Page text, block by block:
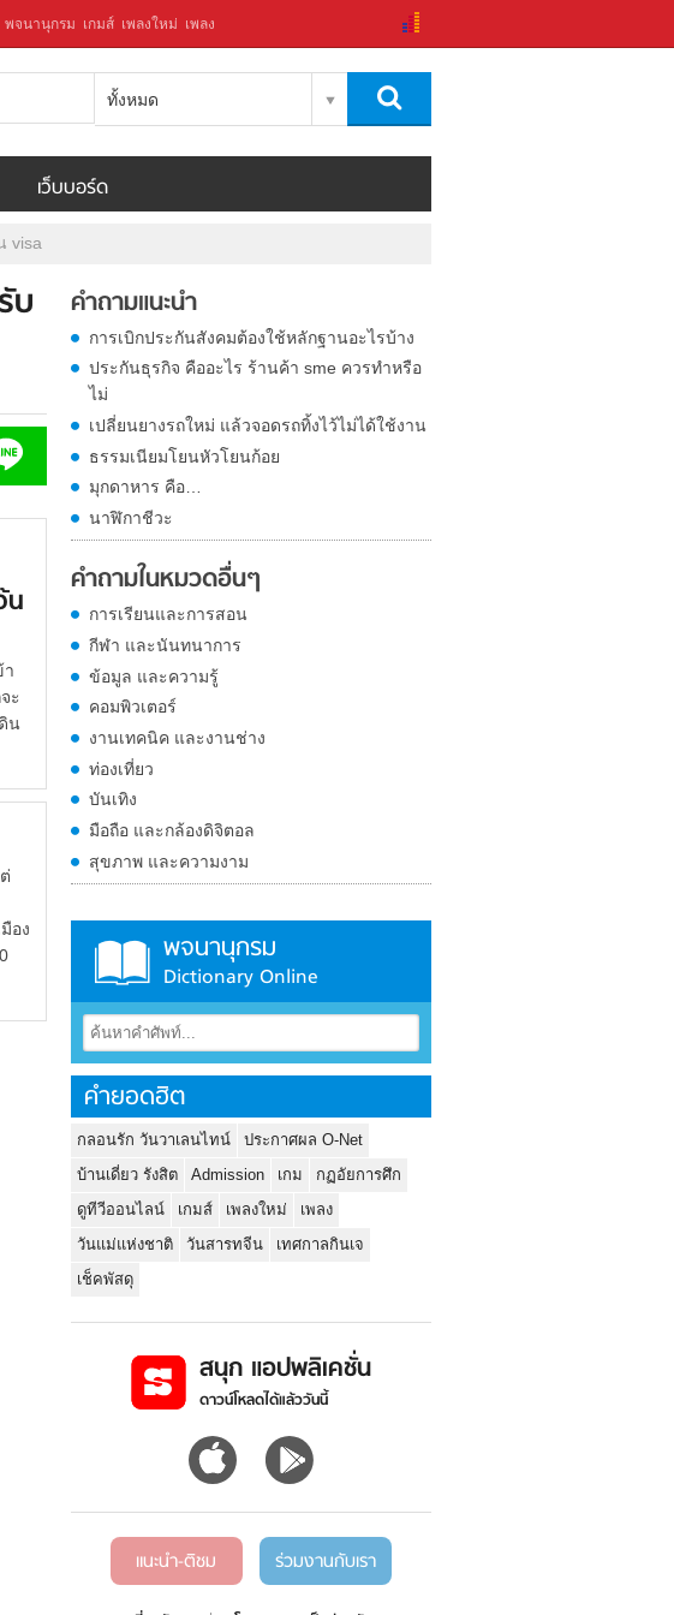
พจนานุกรม เกมส์ เพลงใหม่ เพลง
ทั้งหมด
เว็บบอร์ด
visa
บ
น
า
ะ
น
อง
คำถามแนะนำ
การเบิกประกันสังคมต้องใช้หลักฐานอะไรบ้าง
ประกันธุรกิจ คืออะไร ร้านค้า sme ควรทำหรือ
ไม่
เปลี่ยนยางรถใหม่ แล้วจอดรถทิ้งไว้ไม่ได้ใช้งาน
ธรรมเนียมโยนหัวโยนก้อย
มุกดาหาร คือ…
นาฬิกาชีวะ
คำถามในหมวดอื่นๆ
การเรียนและการสอน
กีฬา และนันทนาการ
ข้อมูล และความรู้
คอมพิวเตอร์
งานเทคนิค และงานช่าง
ท่องเที่ยว
บันเทิง
มือถือ และกล้องดิจิตอล
สุขภาพ และความงาม
พจนานุกรม
Dictionary Online
คำยอดฮิต
กลอนรัก วันวาเลนไทน์
ประกาศผล O-Net
บ้านเดี่ยว รังสิต
Admission เกม
กฏอัยการศึก
ดูทีวีออนไลน์
เกมส์ เพลงใหม่
เพลง
วันแม่แห่งชาติ
วันสารทจีน
เทศกาลกินเจ
เช็คพัสดุ
สนุก แอปพลิเคชั่น
ดาวน์โหลดได้แล้ววันนี้
แนะนำ-ติชม ร่วมงานกับเรา